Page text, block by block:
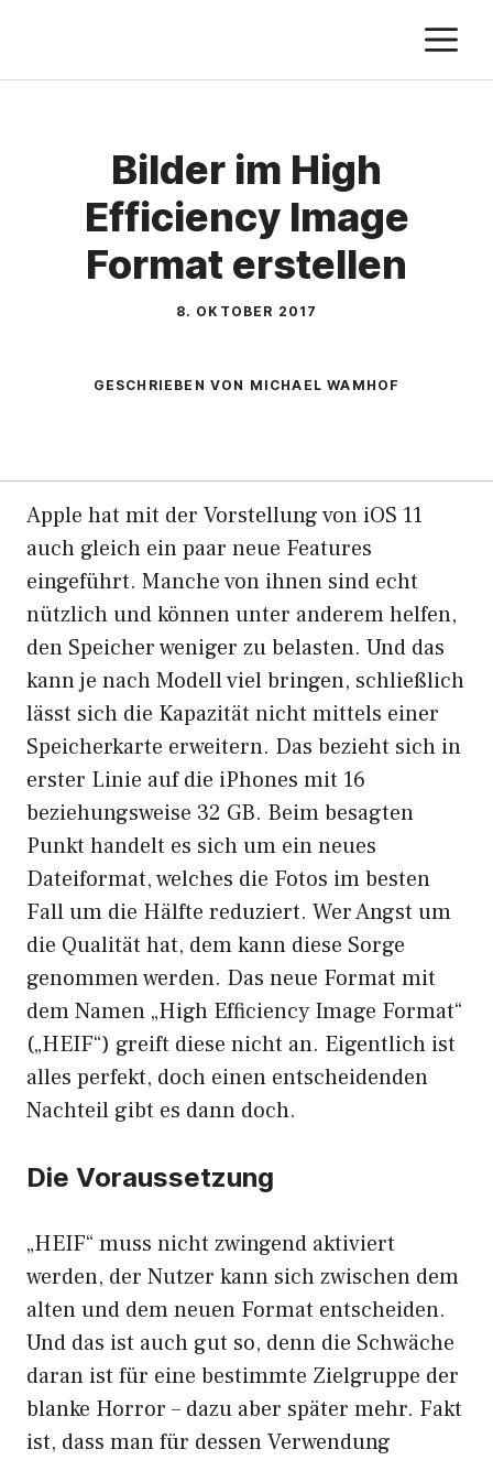
springen
Bilder im High
Efficiency Image
Format erstellen
8. OKTOBER 2017
GESCHRIEBEN VON MICHAEL WAMHOF
Apple hat mit der Vorstellung von iOS 11
auch gleich ein paar neue Features
eingeführt. Manche von ihnen sind echt
nützlich und können unter anderem helfen,
den Speicher weniger zu belasten. Und das
kann je nach Modell viel bringen, schließlich
lässt sich die Kapazität nicht mittels einer
Speicherkarte erweitern. Das bezieht sich in
erster Linie auf die iPhones mit 16
beziehungsweise 32 GB. Beim besagten
Punkt handelt es sich um ein neues
Dateiformat, welches die Fotos im besten
Fall um die Hälfte reduziert. Wer Angst um
die Qualität hat, dem kann diese Sorge
genommen werden. Das neue Format mit
dem Namen „High Efficiency Image Format“
(„HEIF“) greift diese nicht an. Eigentlich ist
alles perfekt, doch einen entscheidenden
Nachteil gibt es dann doch.
Die Voraussetzung
„HEIF“ muss nicht zwingend aktiviert
werden, der Nutzer kann sich zwischen dem
alten und dem neuen Format entscheiden.
Und das ist auch gut so, denn die Schwäche
daran ist für eine bestimmte Zielgruppe der
blanke Horror – dazu aber später mehr. Fakt
ist, dass man für dessen Verwendung